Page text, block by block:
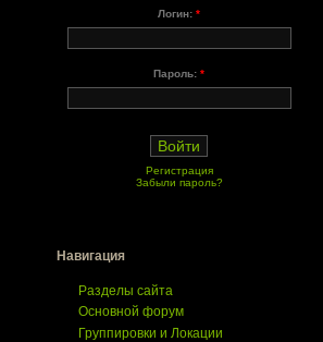
Логин: *
Пароль: *
Регистрация
Забыли пароль?
Навигация
Разделы сайта
Основной форум
Группировки и Локации